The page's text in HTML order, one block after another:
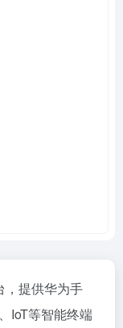
，提供华为手
IoT等智能终端